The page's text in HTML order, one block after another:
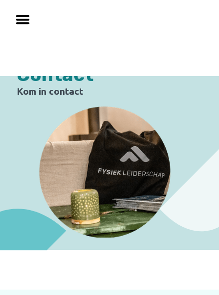
Contact
Kom in contact